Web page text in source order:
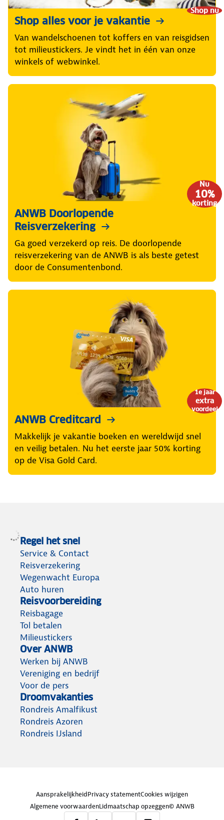
Shop nu
Shop alles voor je vakantie
Van wandelschoenen tot koffers en van reisgidsen
tot milieustickers. Je vindt het in één van onze
winkels of webwinkel.
Nu
10%
korting
ANWB Doorlopende
Reisverzekering
Ga goed verzekerd op reis. De doorlopende
reisverzekering van de ANWB is als beste getest
door de Consumentenbond.
1e jaar
extra
voordeel
ANWB Creditcard
Makkelijk je vakantie boeken en wereldwijd snel
en veilig betalen. Nu het eerste jaar 50% korting
op de Visa Gold Card.
Regel het snel
Service & Contact
Reisverzekering
Wegenwacht Europa
Auto huren
Reisvoorbereiding
Reisbagage
Tol betalen
Milieustickers
Over ANWB
Werken bij ANWB
Vereniging en bedrijf
Voor de pers
Droomvakanties
Rondreis Amalfikust
Rondreis Azoren
Rondreis IJsland
AansprakelijkheidPrivacy statementCookies wijzigen
Algemene voorwaardenLidmaatschap opzeggen© ANWB